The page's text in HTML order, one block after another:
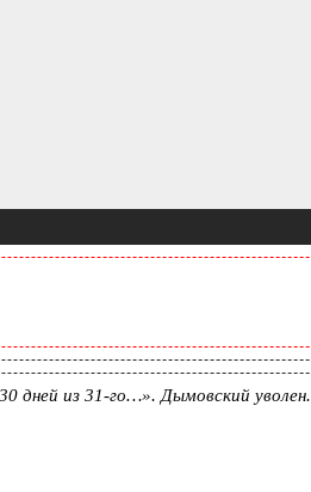
дней из 31-го…». Дымовский уволен.